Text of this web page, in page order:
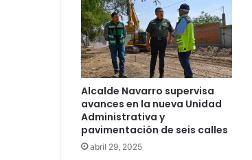
Alcalde Navarro supervisa
avances en la nueva Unidad
Administrativa y
pavimentación de seis calles
abril 29, 2025